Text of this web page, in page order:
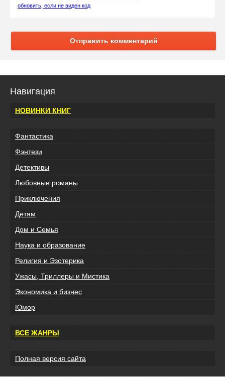
обновить, если не виден код
Отправить комментарий
Навигация
НОВИНКИ КНИГ
Фантастика
Фэнтези
Детективы
Любовные романы
Приключения
Детям
Дом и Семья
Наука и образование
Религия и Эзотерика
Ужасы, Триллеры и Мистика
Экономика и бизнес
Юмор
ВСЕ ЖАНРЫ
Полная версия сайта